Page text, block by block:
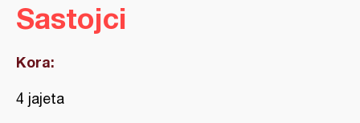
Sastojci
Kora:
4 jajeta